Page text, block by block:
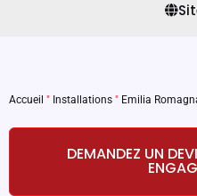
Accueil " Installations " Emilia
DEMANDEZ UN